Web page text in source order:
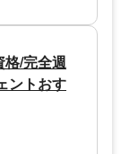
格/完全週
ントおす